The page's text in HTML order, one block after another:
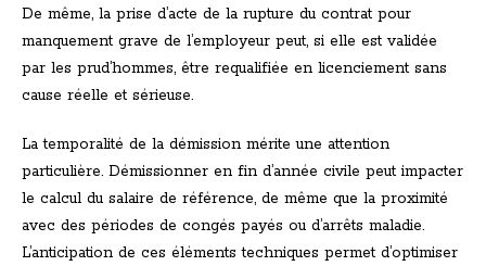
De même, la prise d’acte de la rupture du contrat pour
manquement grave de l’employeur peut, si elle est validée
par les prud’hommes, être requalifiée en licenciement sans
cause réelle et sérieuse.
La temporalité de la démission mérite une attention
particulière. Démissionner en fin d’année civile peut impacter
le calcul du salaire de référence, de même que la proximité
avec des périodes de congés payés ou d’arrêts maladie.
L’anticipation de ces éléments techniques permet d’optimiser